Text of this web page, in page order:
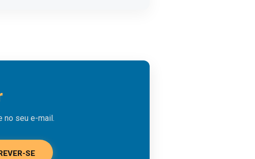
no seu e-mail.
SE